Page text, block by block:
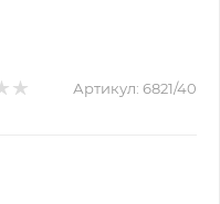
Артикул: 6821/40